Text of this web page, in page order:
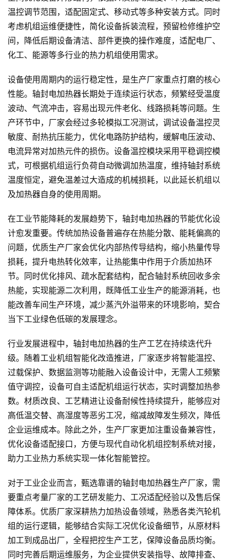
温控调节范围，适配固定式、移动式等多种安装方式。同时
考虑机组运维便捷性，简化设备拆装流程，预留检修维护空
间，降低后期设备清洁、部件更换的操作难度，适配电厂、
化工、能源等多行业的热力机组使用需求。
设备使用周期内的运行稳定性，是生产厂家重点打磨的核心
性能。轴封电加热器长期处于连续运行状态，频繁经受温度
波动、气流冲击，容易出现元件老化、线路损耗等问题。生
产环节中，厂家会经过多轮模拟工况测试，调试设备温控灵
敏度、耐热抗压能力，优化电路防护结构，缓解电压波动、
电流异常对加热元件的损伤。设备温控模块采用平稳调控模
式，可根据机组运行负荷自动微调加热温度，维持轴封系统
温度恒定，避免温差过大造成的机械损耗，以此延长机组以
及加热器自身的使用周期。
在工业节能降耗的发展趋势下，轴封电加热器的节能优化设
计愈发重要。传统加热设备普遍存在热能分散、能耗偏高的
问题，优质生产厂家会优化内部热传导结构，缩小热量传导
损耗，提升电热转化效率，让热能集中作用于介质加热环
节。同时优化排风、疏水配套结构，配合轴封系统回收多余
热能，实现能源二次利用，既降低工业生产的能源消耗，也
能改善车间生产环境，减少蒸汽外溢带来的环境影响，契合
当下工业绿色低碳的发展理念。
行业发展进程中，轴封电加热器的生产工艺在持续迭代升
级。随着工业机组智能化改造推进，厂家逐步将智能温控、
过载保护、数据监测等功能融入设备设计中，无需人工频繁
值守调控，设备可自主适配机组运行状态，实时调整加热参
数。材质改良、工艺精进让设备耐候性持续提升，能够应对
高低温交替、高湿度等恶劣工况，缩减故障发生频次，降低
企业运维成本。除此之外，生产厂家更加注重设备兼容性，
优化设备适配接口，方便与现代自动化机组控制系统对接，
助力工业热力系统实现一体化智能管控。
对于工业企业而言，甄选靠谱的轴封电加热器生产厂家，需
要重点考量厂家的工艺研发能力、工况适配经验以及售后保
障体系。优质厂家深耕热力加热设备领域，熟悉各类汽轮机
组的运行逻辑，能够结合实际工况优化设备细节，从原材料
加工到成品出厂，全程把控生产工艺，保障设备品质均衡。
同时完善后期运维服务，为企业提供安装指导、故障排查、